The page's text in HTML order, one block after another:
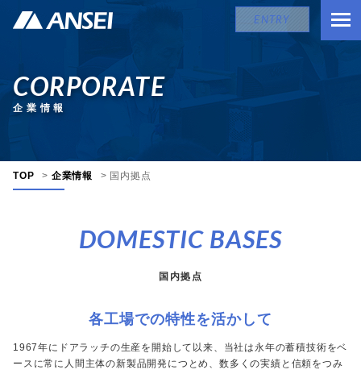
ENTRY
CORPORATE
企業情報
TOP > 企業情報 > 国内拠点
DOMESTIC BASES
国内拠点
各工場での特性を活かして
1967年にドアラッチの生産を開始して以来、当社は永年の蓄積技術をベ
ースに常に人間主体の新製品開発につとめ、数多くの実績と信頼をつみ